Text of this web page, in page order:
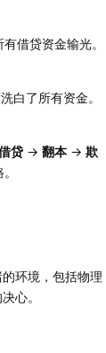
借贷资金输光。
白了所有资金。
贷 → 翻本→ 欺
环境，包括物理
心。